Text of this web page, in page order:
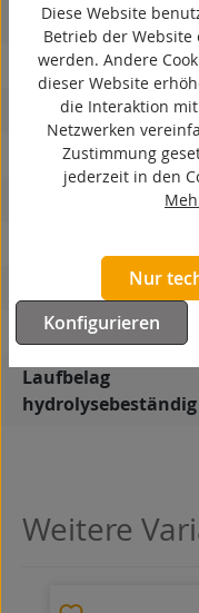
antistatisch
elektrisch leitfähig
autoklaventauglich
Produkttyp
Laufbelag
hydrolysebeständig
Produktgalerie
Weitere
Diese Website
Betrieb der
werden. Andere
dieser Website
die Interaktion
Netzwerken
Zustimmung
jederzeit in den
Nur
Konfigurieren